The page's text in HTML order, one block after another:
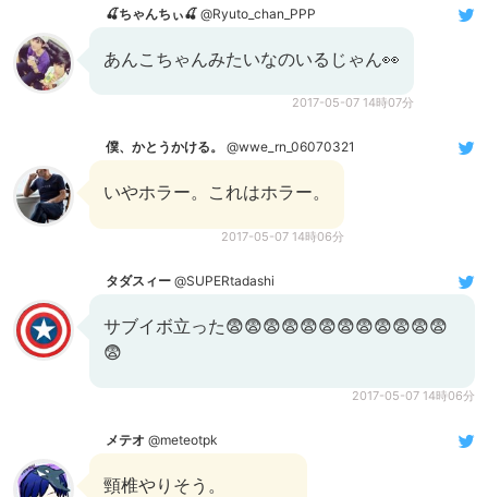
🍒ちゃんちぃ🍒 @Ryuto_chan_PPP
あんこちゃんみたいなのいるじゃん👀
2017-05-07 14時07分
僕、かとうかける。 @wwe_rn_06070321
いやホラー。これはホラー。
2017-05-07 14時06分
タダスィー @SUPERtadashi
サブイボ立った😨😨😨😨😨😨😨😨😨😨😨😨
😨
2017-05-07 14時06分
メテオ @meteotpk
頸椎やりそう。